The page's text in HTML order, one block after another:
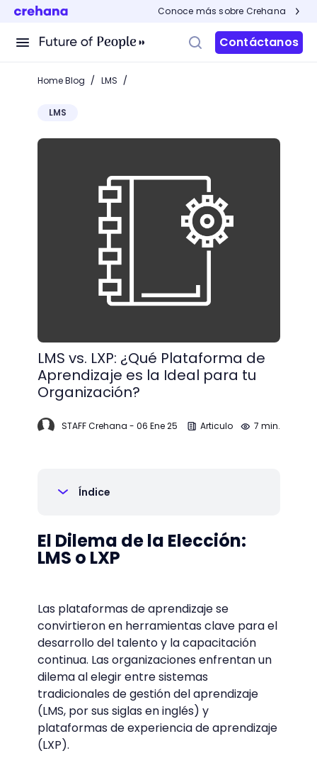
Conoce más sobre Crehana
Contáctanos
Home Blog / LMS /
LMS
LMS vs. LXP: ¿Qué Plataforma de Aprendizaje es
LMS vs. LXP: ¿Qué Plataforma de
Aprendizaje es la Ideal para tu
Organización?
STAFF Crehana - 06 Ene 25 Articulo 7 min.
Índice
El Dilema de la Elección:
LMS o LXP
Las plataformas de aprendizaje se
convirtieron en herramientas clave para el
desarrollo del talento y la capacitación
continua. Las organizaciones enfrentan un
dilema al elegir entre sistemas
tradicionales de gestión del aprendizaje
(LMS, por sus siglas en inglés) y
plataformas de experiencia de aprendizaje
(LXP).